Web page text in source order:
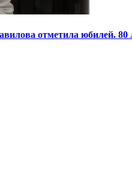
отметила юбилей.